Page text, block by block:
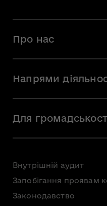
Про нас
Команда
Вакансії
Напрями
Мистецька освіта
Для
Внутрішній аудит
Запобігання проявам
Законодавство